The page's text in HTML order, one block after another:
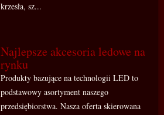
krzesła, sz...
Najlepsze akcesoria ledowe na
rynku
Produkty bazujące na technologii LED to
podstawowy asortyment naszego
przedsiębiorstwa. Nasza oferta skierowana